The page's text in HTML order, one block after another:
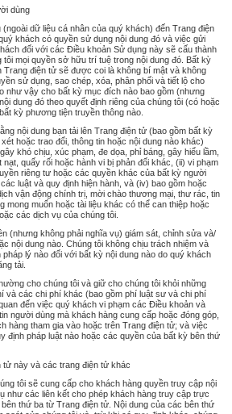
dùng
dữ liệu cá nhân của quý khách) đến Trang điện
khách có quyền sử dụng nội dung đó và việc gửi
đối với các Điều khoản Sử dụng này sẽ cấu thành
mọi quyền sở hữu trí tuệ trong nội dung đó. Bất kỳ
Trang điện tử sẽ được coi là không bí mật và không
sử dụng, sao chép, xóa, phân phối và tiết lộ cho
như vậy cho bất kỳ mục đích nào bao gồm (nhưng
dung đó theo quyết định riêng của chúng tôi (có hoặc
kỳ phương tiện truyền thông nào.
nội dung bạn tải lên Trang điện tử (bao gồm bất kỳ
hoặc trao đổi, thông tin hoặc nội dung nào khác)
khó chịu, xúc phạm, đe dọa, phỉ báng, gây hiểu lầm,
quấy rối hoặc hành vi bị phản đối khác, (ii) vi phạm
riêng tư hoặc các quyền khác của bất kỳ người
luật và quy định hiện hành, và (iv) bao gồm hoặc
vận động chính trị, mời chào thương mại, thư rác, tin
mong muốn hoặc tài liệu khác có thể can thiệp hoặc
các dịch vụ của chúng tôi.
không phải nghĩa vụ) giám sát, chỉnh sửa và/
nội dung nào. Chúng tôi không chịu trách nhiệm và
lý nào đối với bất kỳ nội dung nào do quý khách
tải.
cho chúng tôi và giữ cho chúng tôi khỏi những
và các chi phí khác (bao gồm phí luật sư và chi phí
đến việc quý khách vi phạm các Điều khoản và
người dùng mà khách hàng cung cấp hoặc đóng góp,
hàng tham gia vào hoặc trên Trang điện tử; và việc
định pháp luật nào hoặc các quyền của bất kỳ bên thứ
này và các trang điện tử khác
tôi sẽ cung cấp cho khách hàng quyền truy cập nội
như các liên kết cho phép khách hàng truy cập trực
thứ ba từ Trang điện tử. Nội dung của các bên thứ